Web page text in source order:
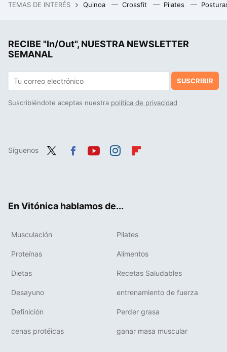
TEMAS DE INTERÉS Quinoa Crossfit Pilates
RECIBE "In/Out", NUESTRA NEWSLETTER
SEMANAL
SUSCRIBIR
Suscribiéndote aceptas nuestra política de privacidad
Síguenos
En Vitónica hablamos de...
Musculación Pilates
Proteínas Alimentos
Dietas Recetas Saludables
Desayuno entrenamiento de fuerza
Definición Perder grasa
cenas protéicas ganar masa muscular